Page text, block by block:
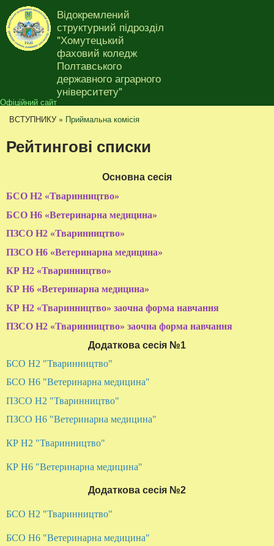
Перейти до основного
матеріалу
Відокремлений
структурний підрозділ
"Хомутецький
фаховий коледж
Полтавського
державного аграрного
університету"
Офіційний сайт
Ви є тут
ВСТУПНИКУ » Приймальна комісія
Рейтингові списки
Основна сесія
БСО Н2 «Тваринництво»
БСО Н6 «Ветеринарна медицина»
ПЗСО Н2 «Тваринництво»
ПЗСО Н6 «Ветеринарна медицина»
КР Н2 «Тваринництво»
КР Н6 «Ветеринарна медицина»
КР Н2 «Тваринництво» заочна форма навчання
ПЗСО Н2 «Тваринництво» заочна форма навчання
Додаткова сесія №1
БСО Н2 "Тваринництво"
БСО Н6 "Ветеринарна медицина"
ПЗСО Н2 "Тваринництво"
ПЗСО Н6 "Ветеринарна медицина"
КР Н2 "Тваринництво"
КР Н6 "Ветеринарна медицина"
Додаткова сесія №2
БСО Н2 "Тваринництво"
БСО Н6 "Ветеринарна медицина"